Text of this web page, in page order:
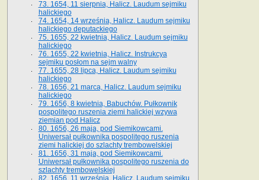
73. 1654, 11 sierpnia, Halicz. Laudum sejmiku
halickiego
74. 1654, 14 września, Halicz. Laudum sejmiku
halickiego deputackiego
75. 1655, 22 kwietnia, Halicz. Laudum sejmiku
halickiego
76. 1655, 22 kwietnia, Halicz. Instrukcya
sejmiku posłom na sejm walny
77. 1655, 28 lipca, Halicz. Laudum sejmiku
halickiego
78. 1656, 21 marca, Halicz. Laudum sejmiku
halickiego
79. 1656, 8 kwietnia, Babuchów. Pułkownik
pospolitego ruszenia ziemi halickiej wzywa
ziemian pod Halicz
80. 1656, 26 maja, pod Siemikowcami.
Uniwersał pułkownika pospolitego ruszenia
ziemi halickiej do szlachty trembowelskiej
81. 1656, 31 maja, pod Siemikowcami.
Uniwersał pułkownika pospolitego ruszenia do
szlachty trembowelskiej
82. 1656, 11 września, Halicz. Laudum sejmiku